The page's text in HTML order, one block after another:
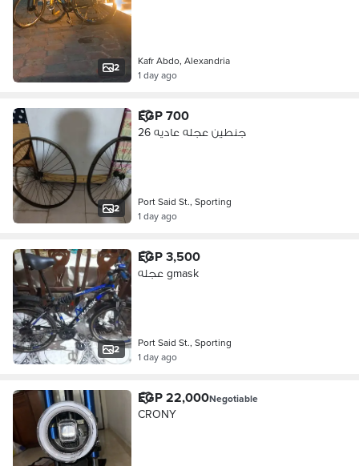
2
Kafr Abdo, Alexandria
1 day ago
2
EGP 700
جنطين عجله عاديه 26
Port Said St., Sporting
1 day ago
2
EGP 3,500
عجله gmask
Port Said St., Sporting
1 day ago
EGP 22,000Negotiable
CRONY